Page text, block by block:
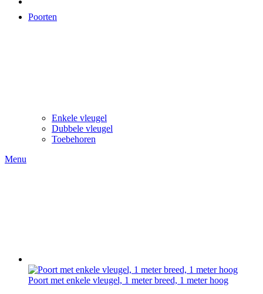
Poorten
Enkele vleugel
Dubbele vleugel
Toebehoren
Menu
Poort met enkele vleugel, 1 meter breed, 1 meter hoog